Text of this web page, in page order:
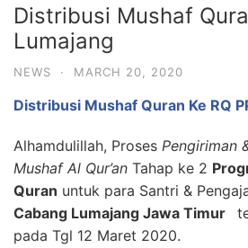
Distribusi Mushaf
Lumajang
NEWS · MARCH 20, 2020
Distribusi Mushaf Quran Ke RQ
Alhamdulillah, Proses Pengiriman
Mushaf Al Qur’an Tahap ke 2
Quran untuk para Santri &
Cabang Lumajang Jawa Timur
pada Tgl 12 Maret 2020.